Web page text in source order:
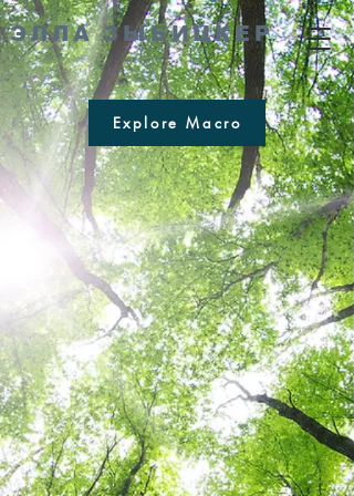
ЭЛЛА ЗЫБИЦКЕР
Explore Macro